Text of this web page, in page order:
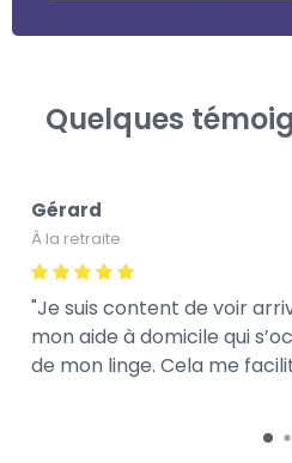
Quelques
Gérard
À la retraite
Je suis content de voir
mon aide à domicile qui
de mon linge. Cela me